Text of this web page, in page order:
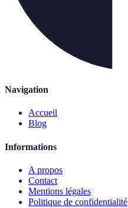
Navigation
Accueil
Blog
Informations
A propos
Contact
Mentions légales
Politique de confidentialité